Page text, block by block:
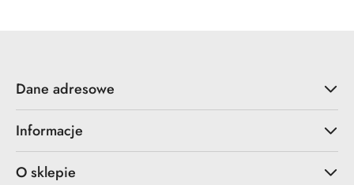
Dane adresowe
Informacje
O sklepie